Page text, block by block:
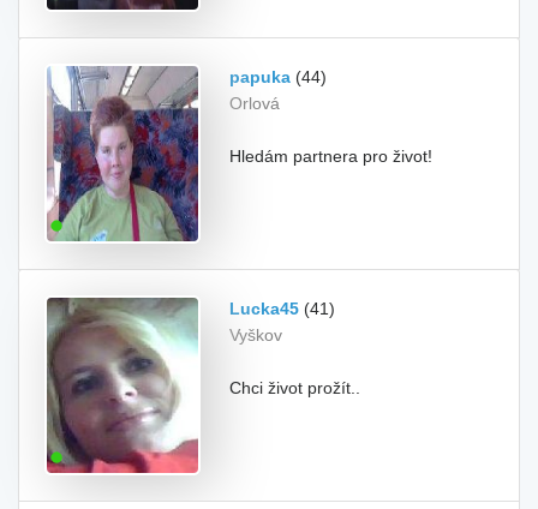
papuka (44)
Orlová
Hledám partnera pro život!
Lucka45 (41)
Vyškov
Chci život prožít..